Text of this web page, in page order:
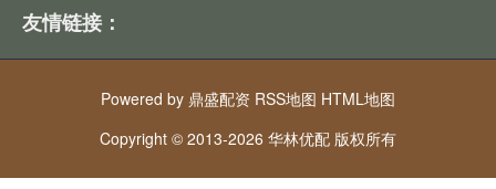
友情链接：
Powered by 鼎盛配资 RSS地图 HTML地图
Copyright © 2013-2026 华林优配 版权所有